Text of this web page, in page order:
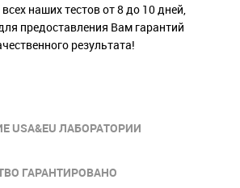
наших тестов от 8 до 10 дней,
предоставления Вам гарантий
результата!
USA&EU ЛАБОРАТОРИИ
ГАРАНТИРОВАНО